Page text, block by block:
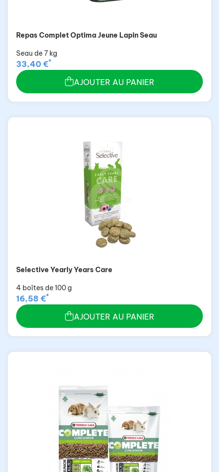
Repas Complet Optima Jeune Lapin Seau
Seau de 7 kg
33,40 €*
AJOUTER AU PANIER
Selective Yearly Years Care
4 boîtes de 100 g
16,58 €*
AJOUTER AU PANIER